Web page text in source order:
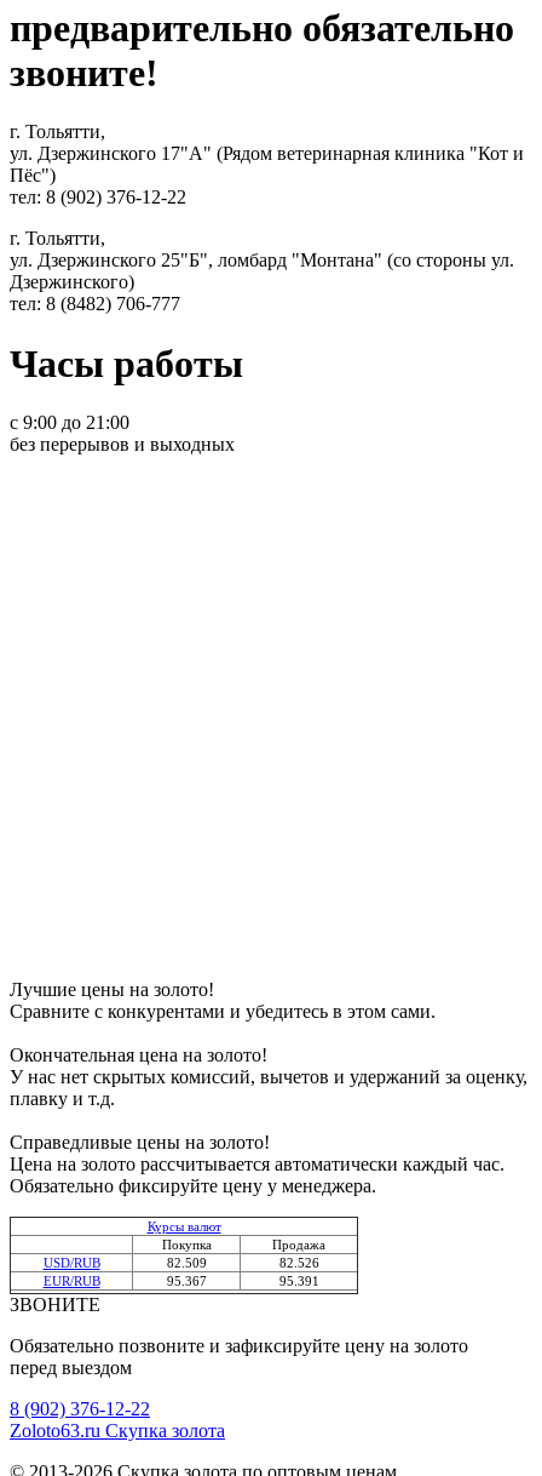
предварительно обязательно
звоните!
г. Тольятти,
ул. Дзержинского 17"А" (Рядом ветеринарная клиника "Кот и
Пёс")
тел: 8 (902) 376-12-22
г. Тольятти,
ул. Дзержинского 25"Б", ломбард "Монтана" (со стороны ул.
Дзержинского)
тел: 8 (8482) 706-777
Часы работы
с 9:00 до 21:00
без перерывов и выходных
Лучшие цены на золото!
Сравните с конкурентами и убедитесь в этом сами.
Окончательная цена на золото!
У нас нет скрытых комиссий, вычетов и удержаний за оценку,
плавку и т.д.
Справедливые цены на золото!
Цена на золото рассчитывается автоматически каждый час.
Обязательно фиксируйте цену у менеджера.
Курсы валют
Покупка
Продажа
USD/RUB
82.509
82.526
EUR/RUB
95.367 95.391
ЗВОНИТЕ
Обязательно позвоните и зафиксируйте цену на золото
перед выездом
8 (902) 376-12-22
Zoloto63.ru Скупка золота
© 2013-2026 Скупка золота по оптовым ценам